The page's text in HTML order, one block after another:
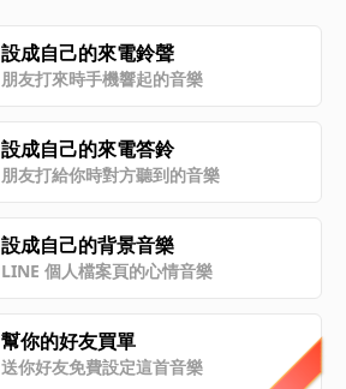
設成自己的來電鈴聲
朋友打來時手機響起的音樂
設成自己的來電答鈴
朋友打給你時對方聽到的音樂
設成自己的背景音樂
LINE 個人檔案頁的心情音樂
幫你的好友買單
送你好友免費設定這首音樂